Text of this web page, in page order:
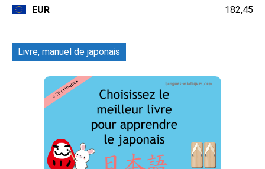
EUR 182,45
Livre, manuel de japonais